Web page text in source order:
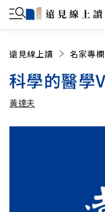
遠見線上讀 名家專欄
科學的醫學
黃達夫